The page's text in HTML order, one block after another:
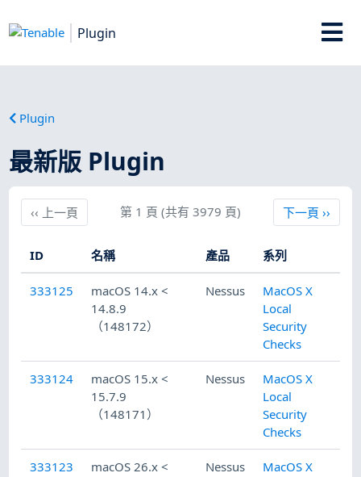
Plugin
Plugin
最新版 Plugin
‹‹ 上一頁 第 1 頁 (共有 3979 頁) 下一頁
下一頁 ››
ID 名稱 產品 系列
333125
macOS 14.x <
14.8.9
（148172）
Nessus
MacOS X
Local
Security
Checks
333124
macOS 15.x <
15.7.9
（148171）
Nessus
MacOS X
Local
Security
Checks
333123
macOS 26.x <
Nessus
MacOS X